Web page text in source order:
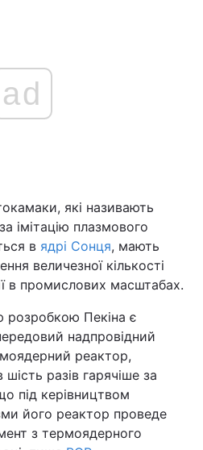
ad
які називають
імітацію плазмового
в ядрі Сонця, мають
величезної кількості
в промислових масштабах.
розробкою Пекіна є
надпровідний
реактор,
разів гарячіше за
під керівництвом
його реактор проведе
з термоядерного